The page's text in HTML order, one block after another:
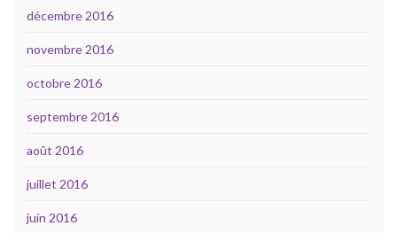
décembre 2016
novembre 2016
octobre 2016
septembre 2016
août 2016
juillet 2016
juin 2016